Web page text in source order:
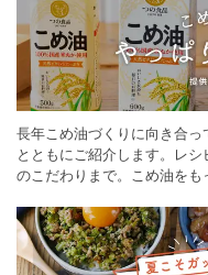
長年こめ油づくりに向き合
とともにご紹介します。レ
のこだわりまで。こめ油を